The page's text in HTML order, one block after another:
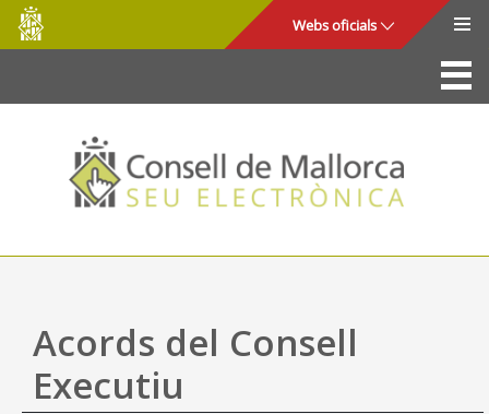
Salta al contingut principal
Consell
de
Mallorca
Webs oficials
La Seu
Consell de Mallorca
Accés i seguretat
Utilitats
Acords del Consell
Executiu